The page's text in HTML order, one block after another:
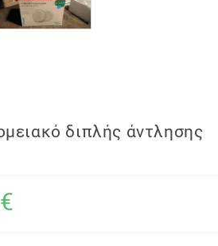
διπλής άντλησης